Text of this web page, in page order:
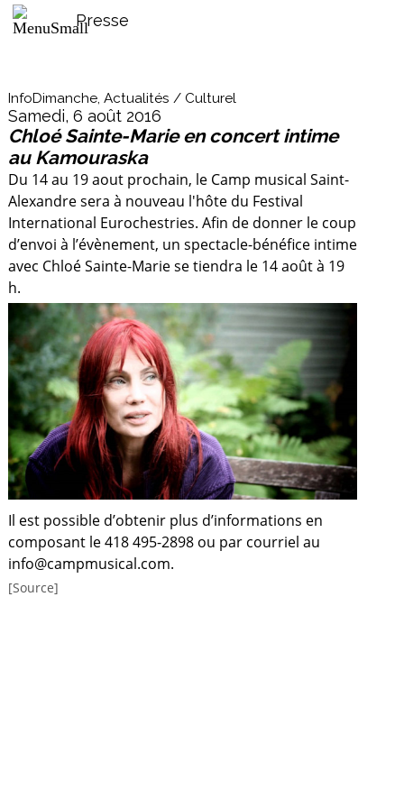
InfoDimanche, Actualités / Culturel
Samedi, 6 août 2016
Chloé Sainte-Marie en concert intime
au Kamouraska
Du 14 au 19 aout prochain, le Camp musical Saint-
Alexandre sera à nouveau l'hôte du Festival
International Eurochestries. Afin de donner le coup
d’envoi à l’évènement, un spectacle-bénéfice intime
avec Chloé Sainte-Marie se tiendra le 14 août à 19
h.
Il est possible d’obtenir plus d’informations en
composant le 418 495-2898 ou par courriel au
info@campmusical.com.
[Source]
Presse